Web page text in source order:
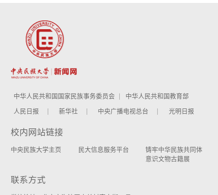
中华人民共和国国家民族事务委员会
中华人民共和国教育部
人民日报
新华社 中央广播电视总台 光明日报
校内网站链接
中央民族大学主页 民大信息服务平台
铸牢中华民族共同体
意识文物古籍展
联系方式